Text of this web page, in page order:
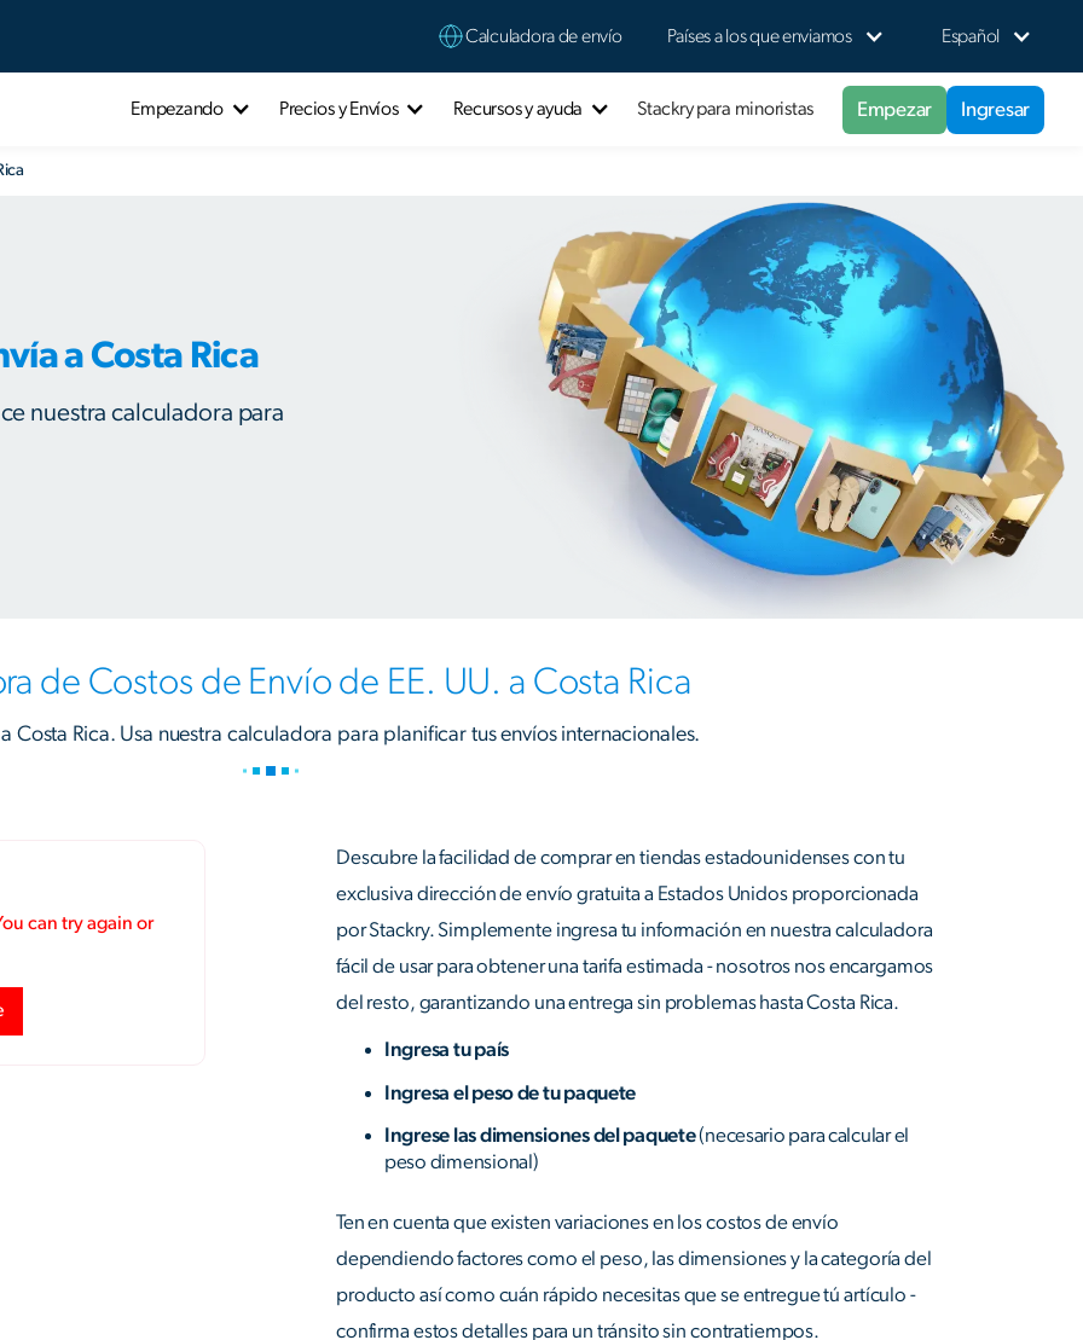
Calculadora de envío Países a los que enviamos Español
Empezando Precios y Envíos Recursos y ayuda Stackry para minoristas Empezar Ingresar
a Costa Rica
nuestra calculadora para
de Costos de Envío de EE. UU. a Costa Rica
Costa Rica. Usa nuestra calculadora para planificar tus envíos internacionales.
Descubre la facilidad de comprar en tiendas estadounidenses con tu
exclusiva dirección de envío gratuita a Estados Unidos proporcionada
por Stackry. Simplemente ingresa tu información en nuestra calculadora
fácil de usar para obtener una tarifa estimada - nosotros nos encargamos
del resto, garantizando una entrega sin problemas hasta Costa Rica.
Ingresa tu país
Ingresa el peso de tu paquete
Ingrese las dimensiones del paquete(necesario para calcular el
peso dimensional)
Ten en cuenta que existen variaciones en los costos de envío
dependiendo factores como el peso, las dimensiones y la categoría del
producto así como cuán rápido necesitas que se entregue tú artículo -
confirma estos detalles para un tránsito sin contratiempos.